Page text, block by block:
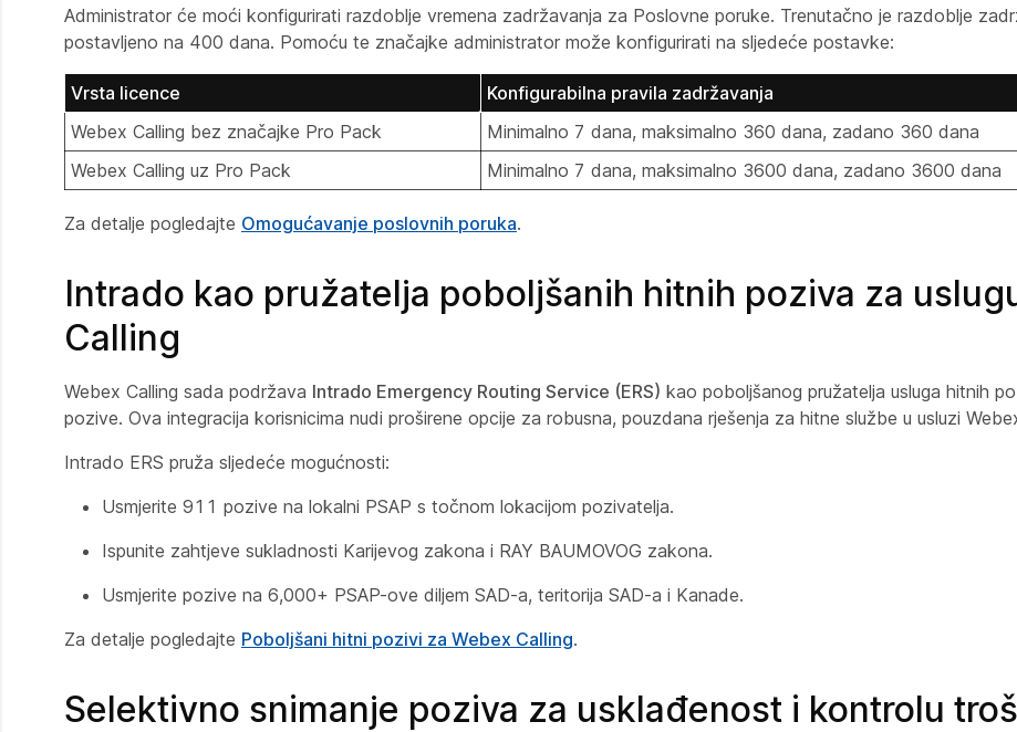
Administrator će moći konfigurirati razdoblje vremena zadržavanja za Poslovne poruke. Trenutačno je razdoblje
postavljeno na 400 dana. Pomoću te značajke administrator može konfigurirati na sljedeće postavke:
Vrsta licence
Konfigurabilna pravila zadržavanja
Webex Calling bez značajke Pro Pack
Minimalno 7 dana, maksimalno 360 dana, zadano 360 dana
Webex Calling uz Pro Pack
Minimalno 7 dana, maksimalno 3600 dana, zadano 3600 dana
Za detalje pogledajte Omogućavanje poslovnih poruka.
Intrado kao pružatelja poboljšanih hitnih poziva za
Calling
Webex Calling sada podržava Intrado Emergency Routing Service (ERS) kao poboljšanog pružatelja usluga hitnih
pozive. Ova integracija korisnicima nudi proširene opcije za robusna, pouzdana rješenja za hitne službe u usluzi
Intrado ERS pruža sljedeće mogućnosti:
Usmjerite 911 pozive na lokalni PSAP s točnom lokacijom pozivatelja.
Ispunite zahtjeve sukladnosti Karijevog zakona i RAY BAUMOVOG zakona.
Usmjerite pozive na 6,000+ PSAP-ove diljem SAD-a, teritorija SAD-a i Kanade.
Za detalje pogledajte Poboljšani hitni pozivi za Webex Calling.
Selektivno snimanje poziva za usklađenost i kontrolu